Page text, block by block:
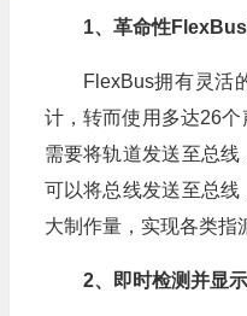
1、革命性
FlexBus拥有灵活
计，转而使用多达26
需要将轨道发送至总
可以将总线发送至总
大制作量，实现各类指
2、即时检测并显